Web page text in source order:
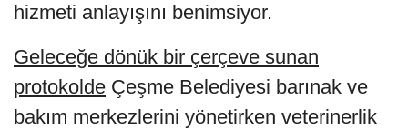
hizmeti anlayışını benimsiyor.
Geleceğe dönük bir çerçeve sunan
protokolde Çeşme Belediyesi barınak ve
bakım merkezlerini yönetirken veterinerlik